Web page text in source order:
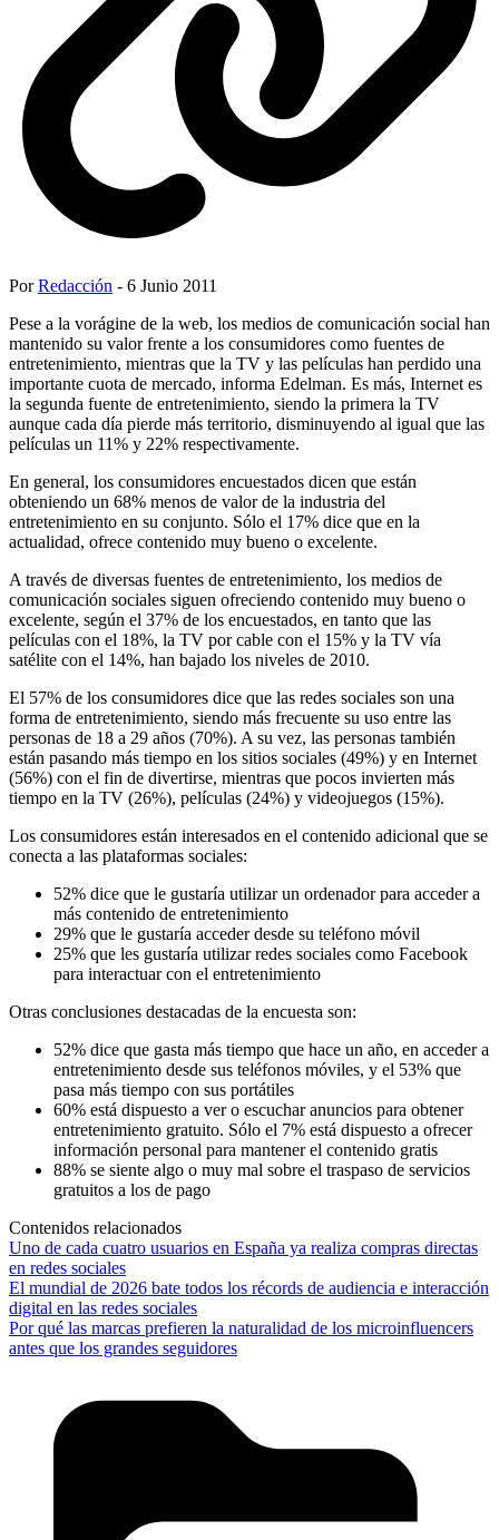
PorRedacción - 6 Junio 2011
Pese a la vorágine de la web, los medios de comunicación social han
mantenido su valor frente a los consumidores como fuentes de
entretenimiento, mientras que la TV y las películas han perdido una
importante cuota de mercado, informa Edelman. Es más, Internet es
la segunda fuente de entretenimiento, siendo la primera la TV
aunque cada día pierde más territorio, disminuyendo al igual que las
películas un 11% y 22% respectivamente.
En general, los consumidores encuestados dicen que están
obteniendo un 68% menos de valor de la industria del
entretenimiento en su conjunto. Sólo el 17% dice que en la
actualidad, ofrece contenido muy bueno o excelente.
A través de diversas fuentes de entretenimiento, los medios de
comunicación sociales siguen ofreciendo contenido muy bueno o
excelente, según el 37% de los encuestados, en tanto que las
películas con el 18%, la TV por cable con el 15% y la TV vía
satélite con el 14%, han bajado los niveles de 2010.
El 57% de los consumidores dice que las redes sociales son una
forma de entretenimiento, siendo más frecuente su uso entre las
personas de 18 a 29 años (70%). A su vez, las personas también
están pasando más tiempo en los sitios sociales (49%) y en Internet
(56%) con el fin de divertirse, mientras que pocos invierten más
tiempo en la TV (26%), películas (24%) y videojuegos (15%).
Los consumidores están interesados en el contenido adicional que se
conecta a las plataformas sociales:
52% dice que le gustaría utilizar un ordenador para acceder a
más contenido de entretenimiento
29% que le gustaría acceder desde su teléfono móvil
25% que les gustaría utilizar redes sociales como Facebook
para interactuar con el entretenimiento
Otras conclusiones destacadas de la encuesta son:
52% dice que gasta más tiempo que hace un año, en acceder a
entretenimiento desde sus teléfonos móviles, y el 53% que
pasa más tiempo con sus portátiles
60% está dispuesto a ver o escuchar anuncios para obtener
entretenimiento gratuito. Sólo el 7% está dispuesto a ofrecer
información personal para mantener el contenido gratis
88% se siente algo o muy mal sobre el traspaso de servicios
gratuitos a los de pago
Contenidos relacionados
Uno de cada cuatro usuarios en España ya realiza compras directas
en redes sociales
El mundial de 2026 bate todos los récords de audiencia e interacción
digital en las redes sociales
Por qué las marcas prefieren la naturalidad de los microinfluencers
antes que los grandes seguidores